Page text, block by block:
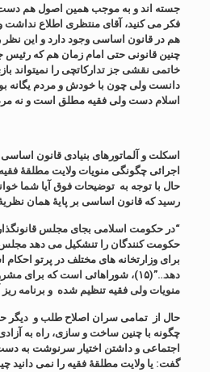
جسته اند و به موجب همین اصول هم
فکر می کنید، آقای منتظری اطلاع
هم در قانون اساسی وجود دارد و این
چنین قانونی حتی امام زمان هم که رئیس
خاتمی نقشی جز تدارکاتچی را نمیتواند
دانست ولی چون با خودش و مردم یگانه
اسلام دست ولی فقیه مطلق است و نه
اسکلت و آلماتورهای بنیادی قانون
اجرائی چگونگی منویات ولایت مطلقۀ
حال با توجه به توضیحات فوق آیا شما
رسید که قانون اساسی بر پایۀ همان
“در حکومت اسلامی بجای مجلس
حکومت کنندگان را تنشکیل می دهد مجلس
برای وزارتخانه های مختلف در پرتو احکام
دهد…”(۱۵)، شوراهائی است که
منویات ولی فقیه تنظیم شده و برنامه
حال از تمامی سران اصلاح طلب و دیگر
چگونه با چنین ساخت و سازی، راه به
اجتماعی و داشتن اختیار سرنوشت به
گفت: یا ولایت مطلقۀ فقیه را نمی دانید